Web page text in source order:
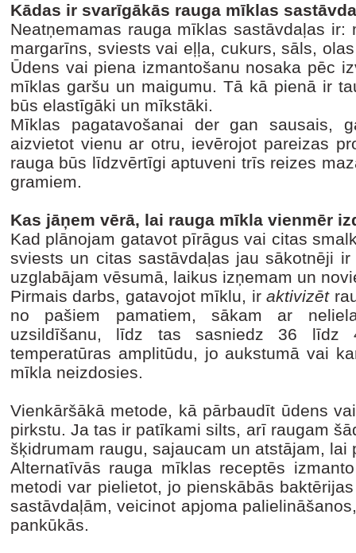
Kādas ir svarīgākās rauga mīklas
Neatņemamas rauga mīklas sastāvdaļas
margarīns, sviests vai eļļa, cukurs, sāls,
Ūdens vai piena izmantošanu nosaka pēc
mīklas garšu un maigumu. Tā kā pienā ir
būs elastīgāki un mīkstāki.
Mīklas pagatavošanai der gan sausais,
aizvietot vienu ar otru, ievērojot pareizas
rauga būs līdzvērtīgi aptuveni trīs reizes
gramiem.
Kas jāņem vērā, lai rauga mīkla vienmēr
Kad plānojam gatavot pīrāgus vai citas
sviests un citas sastāvdaļas jau sākotnēji
uzglabājam vēsumā, laikus izņemam un
Pirmais darbs, gatavojot mīklu, iraktivizēt
no pašiem pamatiem, sākam ar
uzsildīšanu, līdz tas sasniedz 36 līdz
temperatūras amplitūdu, jo aukstumā vai
mīkla neizdosies.
Vienkāršākā metode, kā pārbaudīt ūdens
pirkstu. Ja tas ir patīkami silts, arī raugam
šķidrumam raugu, sajaucam un atstājam, lai
Alternatīvās rauga mīklas receptēs
metodi var pielietot, jo pienskābās
sastāvdaļām, veicinot apjoma
pankūkās.